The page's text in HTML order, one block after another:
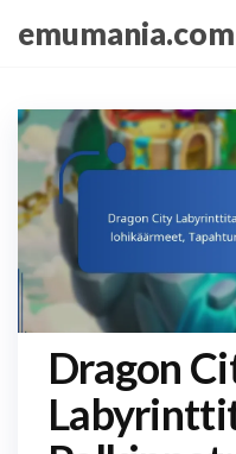
content
emumania.com
Dragon